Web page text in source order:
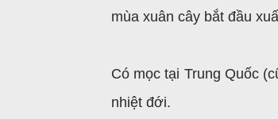
mùa xuân cây bắt đầu
Có mọc tại Trung Quốc
nhiệt đới.